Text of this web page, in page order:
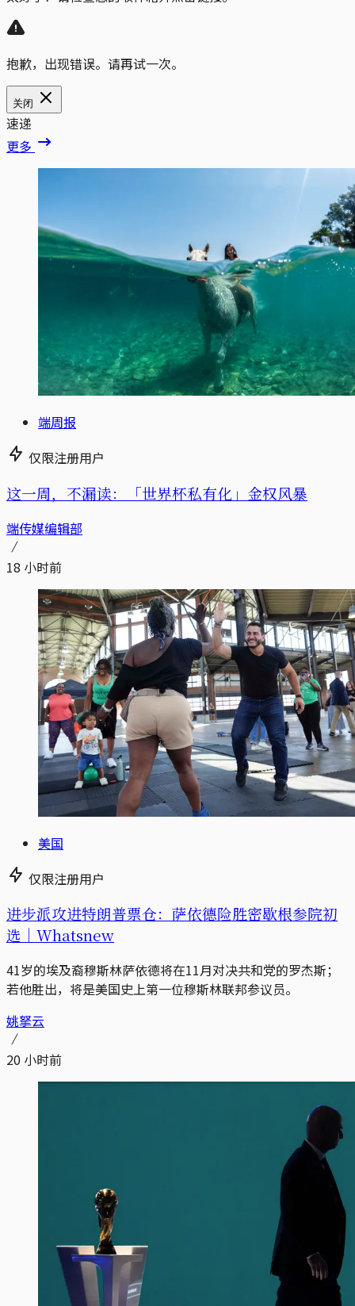
抱歉，出现错误。请再试一次。
关闭
速递
更多
端周报
仅限注册用户
这一周，不漏读：「世界杯私有化」金权风暴
端传媒编辑部
18 小时前
美国
仅限注册用户
进步派攻进特朗普票仓：萨依德险胜密歇根参院初
选｜Whatsnew
41岁的埃及裔穆斯林萨依德将在11月对决共和党的罗杰斯；
若他胜出，将是美国史上第一位穆斯林联邦参议员。
姚拏云
20 小时前